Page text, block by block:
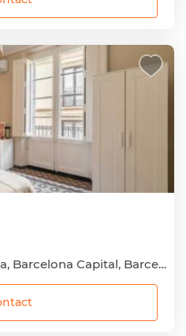
El Barri Gòtic, Ciutat Vella, Barcelona Capital, Barcelona